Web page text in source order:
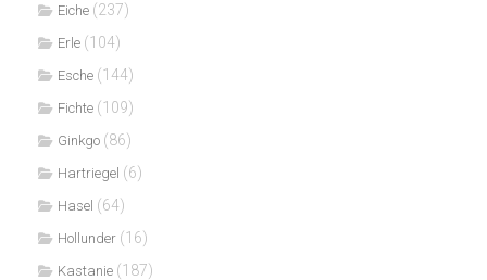
Eiche (237)
Erle (104)
Esche (144)
Fichte (109)
Ginkgo (86)
Hartriegel (6)
Hasel (64)
Hollunder (16)
Kastanie (187)